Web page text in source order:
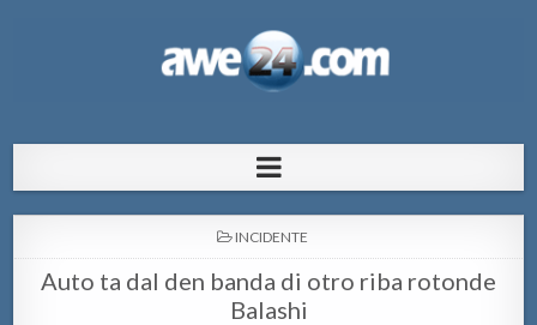
pa Aruba
POSTED
INCIDENTE
Auto ta dal den banda di otro riba rotonde
Balashi